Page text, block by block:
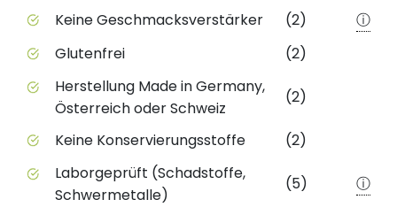
Keine Geschmacksverstärker (2)
ⓘ
Glutenfrei
(2)
Herstellung Made in Germany,
Österreich oder Schweiz
(2)
Keine Konservierungsstoffe
(2)
Laborgeprüft (Schadstoffe,
Schwermetalle)
(5) ⓘ